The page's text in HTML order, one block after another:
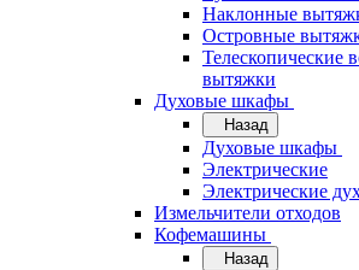
Наклонные
Островные
Телескопические
вытяжки
Духовые шкафы
Назад
Духовые шкафы
Электрические
Электрические
Измельчители отходов
Кофемашины
Назад